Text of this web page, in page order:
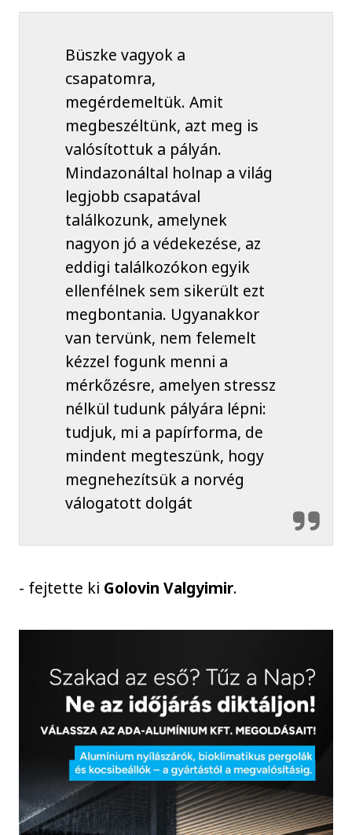
Büszke vagyok a
csapatomra,
megérdemeltük. Amit
megbeszéltünk, azt meg is
valósítottuk a pályán.
Mindazonáltal holnap a világ
legjobb csapatával
találkozunk, amelynek
nagyon jó a védekezése, az
eddigi találkozókon egyik
ellenfélnek sem sikerült ezt
megbontania. Ugyanakkor
van tervünk, nem felemelt
kézzel fogunk menni a
mérkőzésre, amelyen stressz
nélkül tudunk pályára lépni:
tudjuk, mi a papírforma, de
mindent megteszünk, hogy
megnehezítsük a norvég
válogatott dolgát
- fejtette ki Golovin Valgyimir.